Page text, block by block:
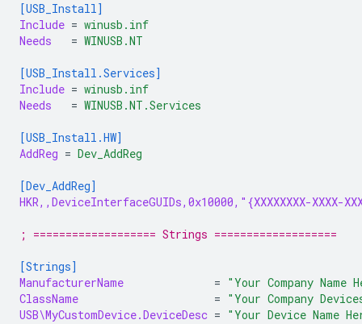
[USB_Install]
Include = winusb.inf
Needs
= WINUSB.NT
[USB_Install.Services]
Include = winusb.inf
Needs
= WINUSB.NT.Services
[USB_Install.HW]
AddReg = Dev_AddReg
[Dev_AddReg]
HKR,,DeviceInterfaceGUIDs,0x10000,"{XXXXXXXX-XXXX-
; =================== Strings ===================
[Strings]
ManufacturerName
= "Your Company Name
ClassName
= "Your Company
USB\MyCustomDevice.DeviceDesc = "Your Device Name